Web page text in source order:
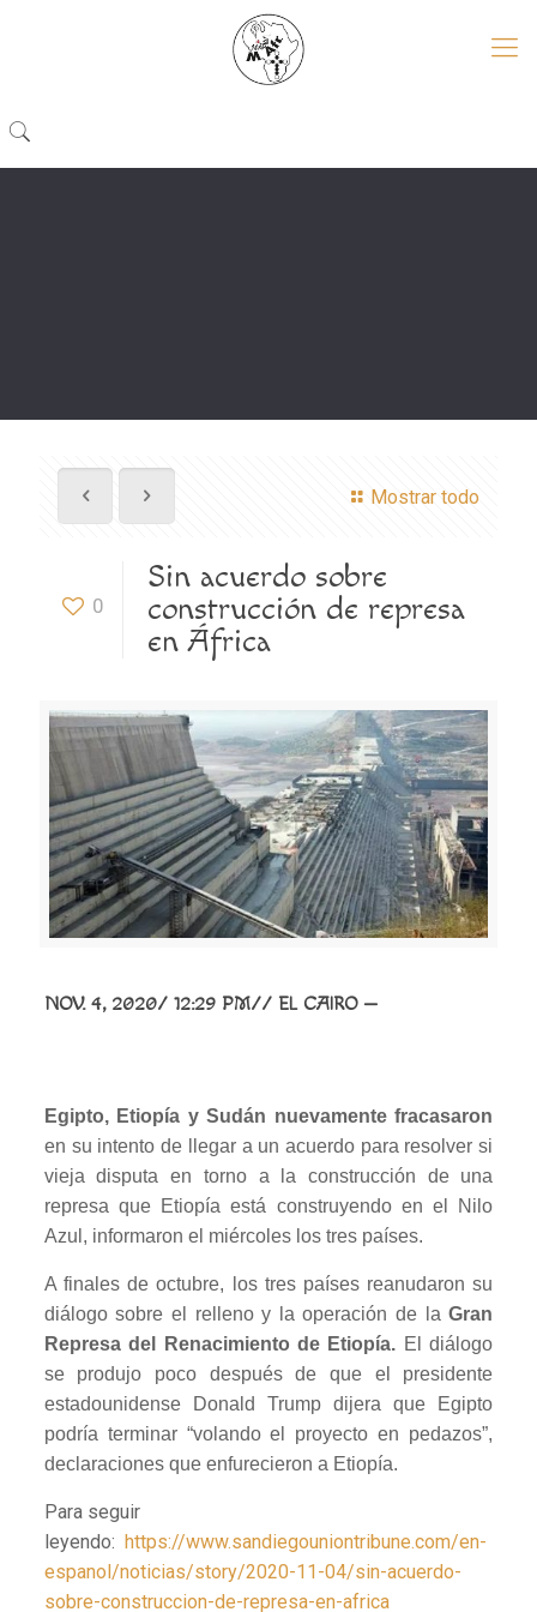
Mostrar todo
0
Sin acuerdo sobre
construcción de represa
en África
NOV. 4, 2020/ 12:29 PM// EL CAIRO —
Egipto, Etiopía y Sudán nuevamente fracasaron
en su intento de llegar a un acuerdo para resolver si
vieja disputa en torno a la construcción de una
represa que Etiopía está construyendo en el Nilo
Azul, informaron el miércoles los tres países.
A finales de octubre, los tres países reanudaron su
diálogo sobre el relleno y la operación de laGran
Represa del Renacimiento de Etiopía. El diálogo
se produjo poco después de que el presidente
estadounidense Donald Trump dijera que Egipto
podría terminar “volando el proyecto en pedazos”,
declaraciones que enfurecieron a Etiopía.
Para seguir
leyendo: https://www.sandiegouniontribune.com/en-
espanol/noticias/story/2020-11-04/sin-acuerdo-
sobre-construccion-de-represa-en-africa